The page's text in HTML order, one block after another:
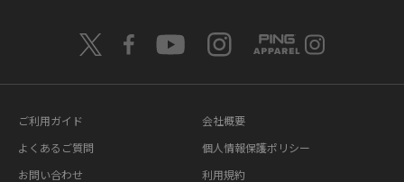
ご利用ガイド
よくあるご質問
お問い合わせ
会社概要
個人情報保護ポリシー
利用規約